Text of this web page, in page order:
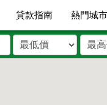
貸款指南 熱門城